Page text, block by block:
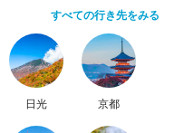
すべての行き先をみる
日光 京都